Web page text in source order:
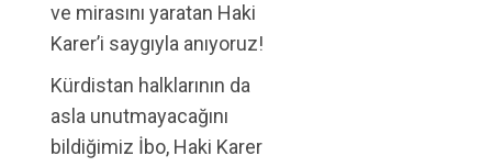
ve mirasını yaratan Haki
Karer’i saygıyla anıyoruz!
Kürdistan halklarının da
asla unutmayacağını
bildiğimiz İbo, Haki Karer